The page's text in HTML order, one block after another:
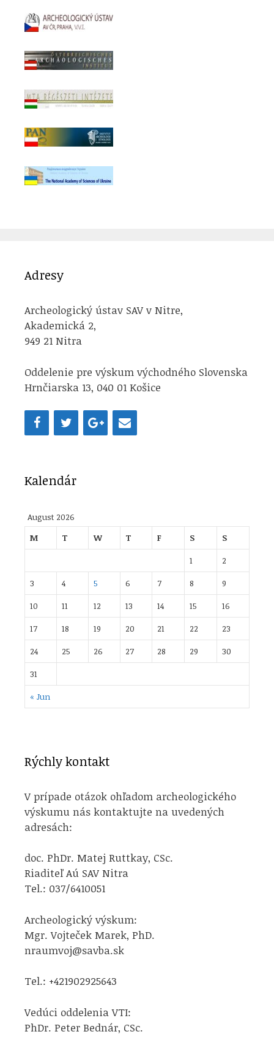
Adresy
Archeologický ústav SAV v Nitre,
Akademická 2,
949 21 Nitra
Oddelenie pre výskum východného Slovenska
Hrnčiarska 13, 040 01 Košice
Kalendár
August 2026
M
T W T F S S
« Jun
1
2
3
4 5 6 7 8
9
10
11 12 13 14 15
16
17
18 19 20 21 22
23
24
25 26 27 28 29
30
31
Rýchly kontakt
V prípade otázok ohľadom archeologického
výskumu nás kontaktujte na uvedených
adresách:
doc. PhDr. Matej Ruttkay, CSc.
Riaditeľ Aú SAV Nitra
Tel.: 037/6410051
Archeologický výskum:
Mgr. Vojteček Marek, PhD.
nraumvoj@savba.sk
Tel.: +421902925643
Vedúci oddelenia VTI:
PhDr. Peter Bednár, CSc.